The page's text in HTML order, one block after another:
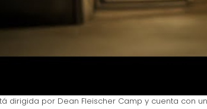
dirigida por Dean Fleischer Camp y cuenta con